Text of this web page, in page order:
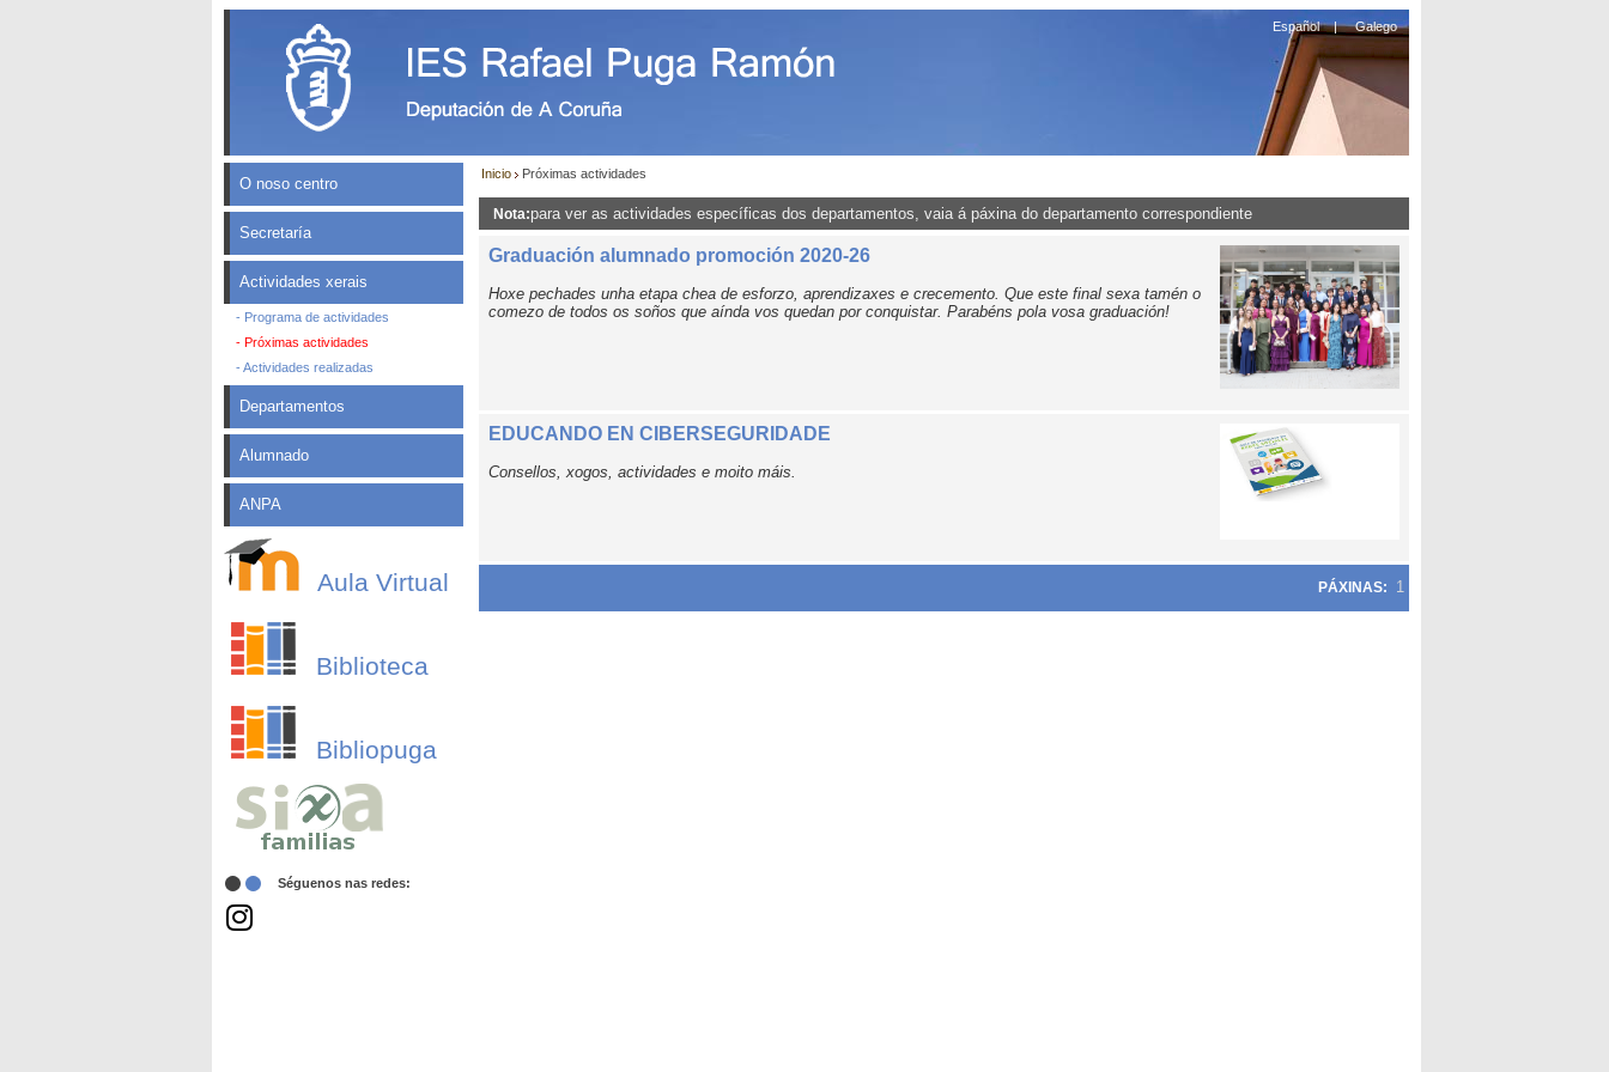
Español|Galego
O noso centro
Secretaría
Actividades xerais
- Programa de actividades
- Próximas actividades
- Actividades realizadas
Departamentos
Alumnado
ANPA
Aula Virtual
Biblioteca
Bibliopuga
Séguenos nas redes:
Inicio Próximas actividades
Nota:para ver as actividades específicas dos departamentos, vaia á páxina do departamento correspondiente
Graduación alumnado promoción 2020-26
Hoxe pechades unha etapa chea de esforzo, aprendizaxes e crecemento. Que este final sexa tamén o
comezo de todos os soños que aínda vos quedan por conquistar. Parabéns pola vosa graduación!
EDUCANDO EN CIBERSEGURIDADE
Consellos, xogos, actividades e moito máis.
PÁXINAS: 1